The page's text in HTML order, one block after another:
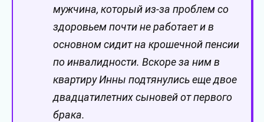
мужчина, который из-за проблем со
здоровьем почти не работает и в
основном сидит на крошечной пенсии
по инвалидности. Вскоре за ним в
квартиру Инны подтянулись еще двое
двадцатилетних сыновей от первого
брака.